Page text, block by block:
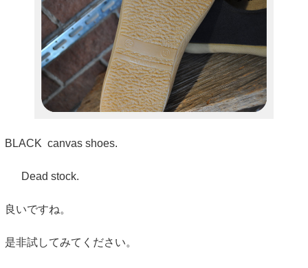
BLACK canvas shoes.
Dead stock.
良いですね。
是非試してみてください。